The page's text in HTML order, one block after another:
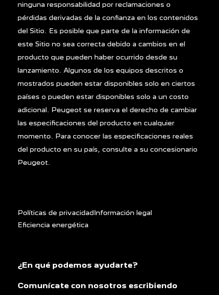
ninguna responsabilidad por reclamaciones o
pérdidas derivadas de la confianza en los contenidos
del Sitio. Es posible que parte de la información de
este Sitio no sea correcta debido a cambios en el
producto que pueden haber ocurrido desde su
lanzamiento. Algunos de los equipos descritos o
mostrados pueden estar disponibles solo en ciertos
países o pueden estar disponibles solo a un costo
adicional. Peugeot se reserva el derecho de cambiar
las especificaciones del producto en cualquier
momento. Para conocer las especificaciones reales
del producto en su país, consulte a su concesionario
Peugeot.
Políticas de privacidadInformación legal
Eficiencia energética
¿En qué podemos ayudarte?
Comunícate con nosotros escribiendo